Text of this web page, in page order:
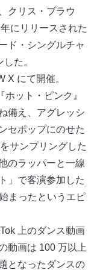
クリス・ブラウ
にリリースされた
ド・シングルチャ
た。
X にて開催。
ット・ピンク』
備え、アグレッシ
セポップにのせた
サンプリングした
のラッパーと⼀線
」で客演参加した
まったというエピ
上のダンス動画
動画は 100 万以上
となったダンスの